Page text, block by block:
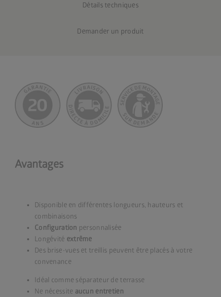
Détails techniques
Demander un produit
Avantages
Disponible en différentes longueurs, hauteurs et
combinaisons
Configuration personnalisée
Longévité extrême
Des brise-vues et treillis peuvent être placés à votre
convenance
Idéal comme séparateur de terrasse
Ne nécessite aucun entretien